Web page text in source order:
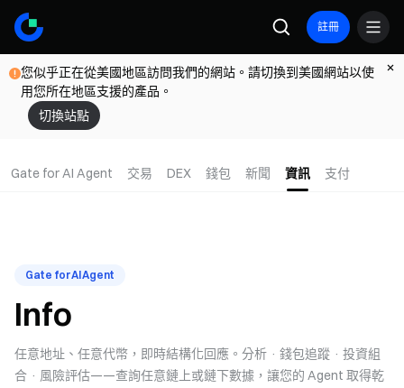
註冊
您似乎正在從美國地區訪問我們的網站。請切換到美國網站以使
用您所在地區支援的產品。
切換站點
Gate for AI Agent 交易 DEX 錢包 新聞 資訊 支付
Gate for AI Agent
Info
任意地址、任意代幣，即時結構化回應。分析 · 錢包追蹤 · 投資組
合 · 風險評估——查詢任意鏈上或鏈下數據，讓您的 Agent 取得乾